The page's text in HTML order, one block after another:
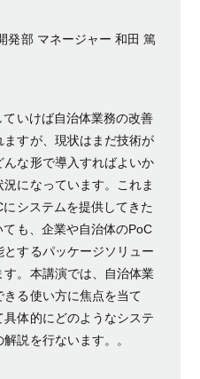
発部 マネージャー 和田 篤
いけば自治体業務の改善
すが、現状はまだ技術が
な形で導入すればよいか
になっています。これま
システムを提供してきた
も、企業や自治体のPoC
するパッケージソリュー
。本講演では、自治体業
る使い方に焦点を当て
体的にどのようなシステ
説を行ないます。。